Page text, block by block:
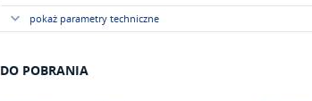
pokaż parametry techniczne
DO POBRANIA